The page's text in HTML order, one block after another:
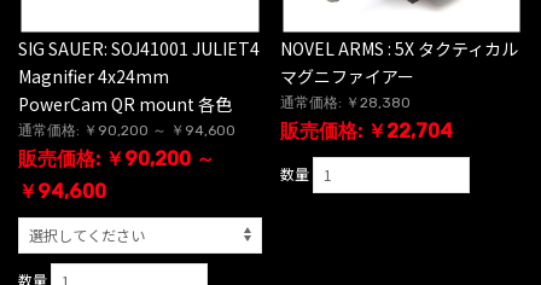
SIG SAUER: SOJ41001 JULIET4
Magnifier 4x24mm
PowerCam QR mount 各色
通常価格: ￥90,200 ～ ￥94,600
販売価格: ￥90,200 ～
￥94,600
数量
NOVEL ARMS : 5X タクティカル
マグニファイアー
通常価格: ￥28,380
販売価格: ￥22,704
数量